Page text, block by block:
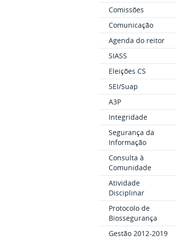
Comissões
Comunicação
Agenda do reitor
SIASS
Eleições CS
SEI/Suap
A3P
Integridade
Segurança da
Informação
Consulta à
Comunidade
Atividade
Disciplinar
Protocolo de
Biossegurança
Gestão 2012-2019